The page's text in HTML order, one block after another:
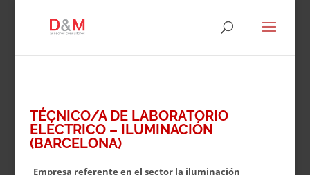
TÉCNICO/A DE LABORATORIO
ELÉCTRICO – ILUMINACIÓN
(BARCELONA)
Empresa referente en el sector la iluminación